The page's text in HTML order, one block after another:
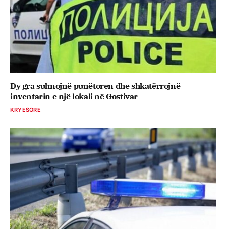
Dy gra sulmojnë punëtoren dhe shkatërrojnë
inventarin e një lokali në Gostivar
KRYESORE